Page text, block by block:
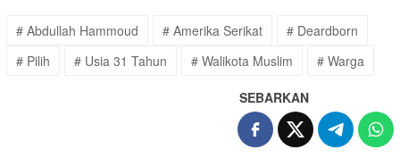
# Abdullah Hammoud # Amerika Serikat
# Deardborn
# Pilih
# Usia 31 Tahun # Walikota Muslim # Warga
SEBARKAN